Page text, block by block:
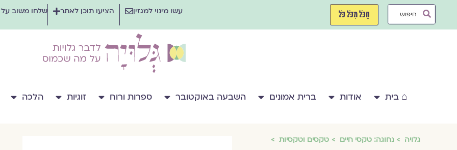
Search
הַכֹּל מִכֹּל כֹּל עשו מינוי למגזין הציעו תוכן לאתר שלחו משוב
⌂ בית אודות ברית אמונים השבעה באוקטובר ספרות ורוח זוגיות הלכה
גלויה נחוגה: טקסי חיים
טקסים וטקסיות